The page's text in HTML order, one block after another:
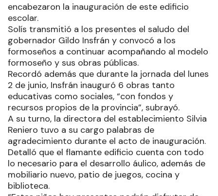
encabezaron la inauguración de este edificio
escolar.
Solís transmitió a los presentes el saludo del
gobernador Gildo Insfrán y convocó a los
formoseños a continuar acompañando al modelo
formoseño y sus obras públicas.
Recordó además que durante la jornada del lunes
2 de junio, Insfrán inauguró 6 obras tanto
educativas como sociales, “con fondos y
recursos propios de la provincia”, subrayó.
A su turno, la directora del establecimiento Silvia
Reniero tuvo a su cargo palabras de
agradecimiento durante el acto de inauguración.
Detalló que el flamante edificio cuenta con todo
lo necesario para el desarrollo áulico, además de
mobiliario nuevo, patio de juegos, cocina y
biblioteca.